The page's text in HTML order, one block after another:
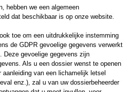
hebben we een algemeen
dat beschikbaar is op onze website.
toe om een uitdrukkelijke instemming
de GDPR gevoelige gegevens verwerkt
Deze gevoelige gegevens zijn
Als u een dossier wenst te openen
aanleiding van een lichamelijk letsel
enz.), zal u van uw dossierbeheerder